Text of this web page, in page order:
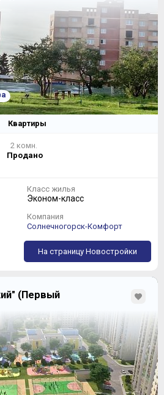
Квартиры
2 комн.
Продано
Класс жилья
Эконом-класс
Компания
Солнечногорск-Комфорт
На страницу Новостройки
(Первый